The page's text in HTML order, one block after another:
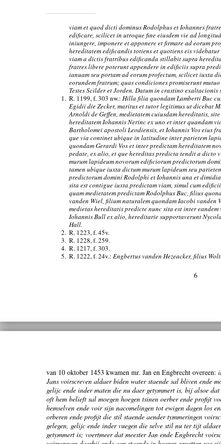
viam et quod dicti dominus Rodolphus et Iohannes
edificare, scilicet in utroque fine eiusdem vie ad
iniungere, imponere et apponere et firmare ad eorum
hereditatem edificandis totiens et quotiens eis
viam a dictis fratribus edificanda stillabit supra
fratres libere poterunt appendere in edificiis supra
ianuam seu portam ad eorum profectum, scilicet iuxta
eorundem fratrum; quas condiciones promiserunt
Testes Scilder et Jorden. Datum in crastino exaltacionis
1. R. 1199, f. 303 nw.:Hilla filia quondam Lamberti Buc
Egidii die Zecker, maritus et tutor legitimus ut dicebat
Arnoldi de Geffen, medietatem cuiusdam hereditatis,
hereditatem Iohannis Nerinc ex uno et inter quandam
Bartholomei apostoli Leodiensis, et Iohannis Vos eius
que via continet ubique in latitudine inter parietem
quondam Gerardi Vos et inter predictam hereditatem
pedate, ex alio, et que hereditas predicta tendit a dicto
murum lapideum novorum edificiorum predictorum
tamen ubique iuxta dictum murum lapideum seu
predictorum domini Rodolphi et Iohannis una et
sita est contigue iuxta predictam viam, simul cum
quam medietatem predictam Rodolphus Buc, filius
vanden Wiel, filium naturalem quondam Iacobi
medietas hereditatis predicte nunc sita est inter
Iohannis Bull ex alio, hereditarie supportaverunt
Hall.
2. R. 1223, f. 45v.
3. R. 1228, f. 259.
4. R. 1217, f. 303.
5. R. 1222, f. 24v.:Engbertus vanden Hezeacker, filius
6
van 10 oktober 1453 kwamen mr. Jan en Engbrecht overeen:
Jans voirscreven aldaer biden water staende sal bliven ende
gelijc ende inder maten die nu daer getymmert is, bij alsoe
oft hem belieft sal moegen hoegen tsinen oerber ende profijt
hemselven ende voir sijn nacomelingen tot ewigen dagen los
orberen ende profijt die stil staende aender tymmeringen
gelegen, gelijc ende inder vuegen die selve stil nu ter tijt
getymmert is; voertmeer dat meester Jan ende Engbrecht